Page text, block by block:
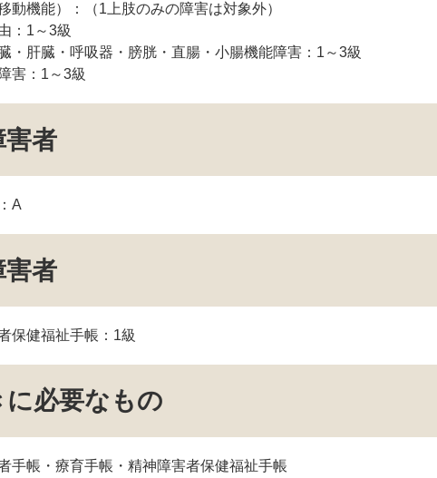
動機能）：（1上肢のみの障害は対象外）
：1～3級
・肝臓・呼吸器・膀胱・直腸・小腸機能障害：1～3級
害：1～3級
害者
A
害者
保健福祉手帳：1級
に必要なもの
手帳・療育手帳・精神障害者保健福祉手帳